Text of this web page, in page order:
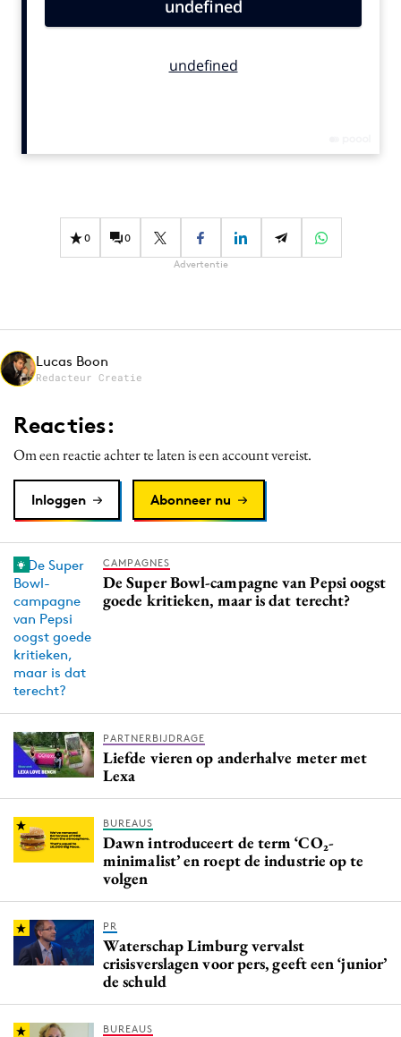
Effectiviteit
Martech
Media
Merkstrategie
Purpose Marketing
Reputatie & crisis
0 0
Advertentie
Lucas Boon
Redacteur Creatie
Reacties:
Om een reactie achter te laten is een account vereist.
Inloggen Abonneer nu
CAMPAGNES
De Super Bowl-campagne van Pepsi oogst
goede kritieken, maar is dat terecht?
PARTNERBIJDRAGE
Liefde vieren op anderhalve meter met
Lexa
BUREAUS
Dawn introduceert de term ‘CO₂-
minimalist’ en roept de industrie op te
volgen
PR
Waterschap Limburg vervalst
crisisverslagen voor pers, geeft een ‘junior’
de schuld
BUREAUS